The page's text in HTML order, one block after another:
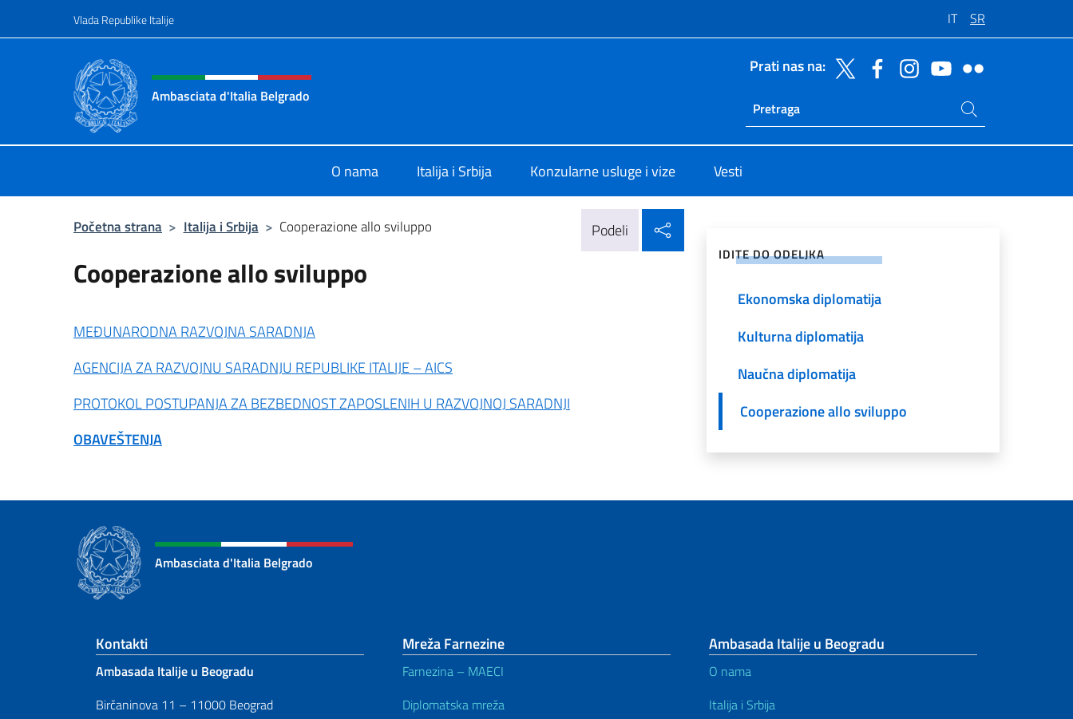
Vlada Republike Italije IT SR
Header, social and menu of site
Ambasciata d'Italia Belgrado
Prati nas na:
Ricerca sito live
Potraži na sajtu
O nama Italija i Srbija Konzularne usluge i vize Vesti
Početna strana > Italija i Srbija > Cooperazione allo sviluppo Podeli
Cooperazione allo sviluppo
MEĐUNARODNA RAZVOJNA SARADNJA
AGENCIJA ZA RAZVOJNU SARADNJU REPUBLIKE ITALIJE – AICS
PROTOKOL POSTUPANJA ZA BEZBEDNOST ZAPOSLENIH U RAZVOJNOJ SARADNJI
OBAVEŠTENJA
IDITE DO ODELJKA
Ekonomska diplomatija
Kulturna diplomatija
Naučna diplomatija
Cooperazione allo sviluppo
Ambasciata d'Italia Belgrado
Footer section
Kontakti
Ambasada Italije u Beogradu
Birčaninova 11 – 11000 Beograd
Mreža Farnezine
Farnezina – MAECI
Diplomatska mreža
Ambasada Italije u Beogradu
O nama
Italija i Srbija